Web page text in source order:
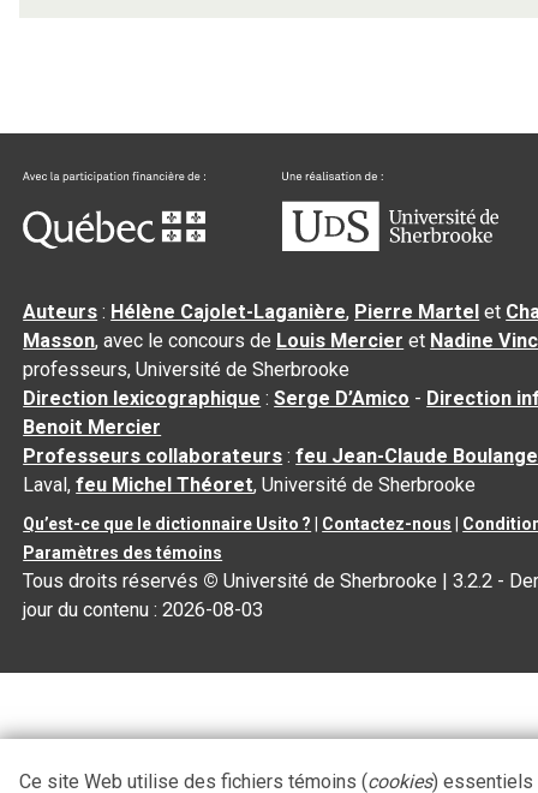
Auteurs : Hélène Cajolet-Laganière, Pierre Martel et
Masson, avec le concours de Louis Mercier et Nadine
professeurs, Université de Sherbrooke
Direction lexicographique :Serge D’Amico - Direction
Benoit Mercier
Professeurs collaborateurs :feu Jean-Claude
Laval,feu Michel Théoret, Université de Sherbrooke
Qu’est-ce que le dictionnaire Usito ? Contactez-nous
Paramètres des témoins
Tous droits réservés © Université de Sherbrooke |3.2.2 -
jour du contenu :2026-08-03
Ce site Web utilise des fichiers témoins (cookies) essentiels